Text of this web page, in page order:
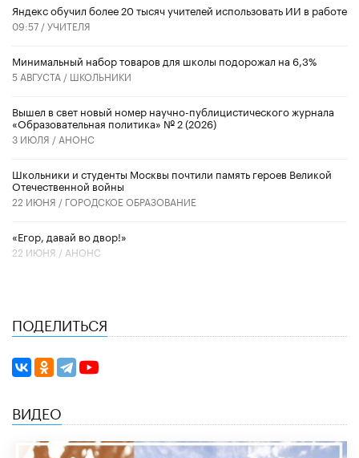
​Яндекс обучил более 20 тысяч учителей использовать ИИ в работе
09:57 /УЧИТЕЛЯ
Минимальный набор товаров для школы подорожал на 6,3%
5 АВГУСТА / ШКОЛЬНИКИ
Вышел в свет новый номер научно-публицистического журнала
«Образовательная политика» № 2 (2026)
3 ИЮЛЯ / АНОНС
Школьники и студенты Москвы почтили память героев Великой
Отечественной войны
22 ИЮНЯ / ГОРОДСКОЕ ОБРАЗОВАНИЕ
«Егор, давай во двор!»
22 ИЮНЯ / АНОНС
ПОДЕЛИТЬСЯ
ВИДЕО